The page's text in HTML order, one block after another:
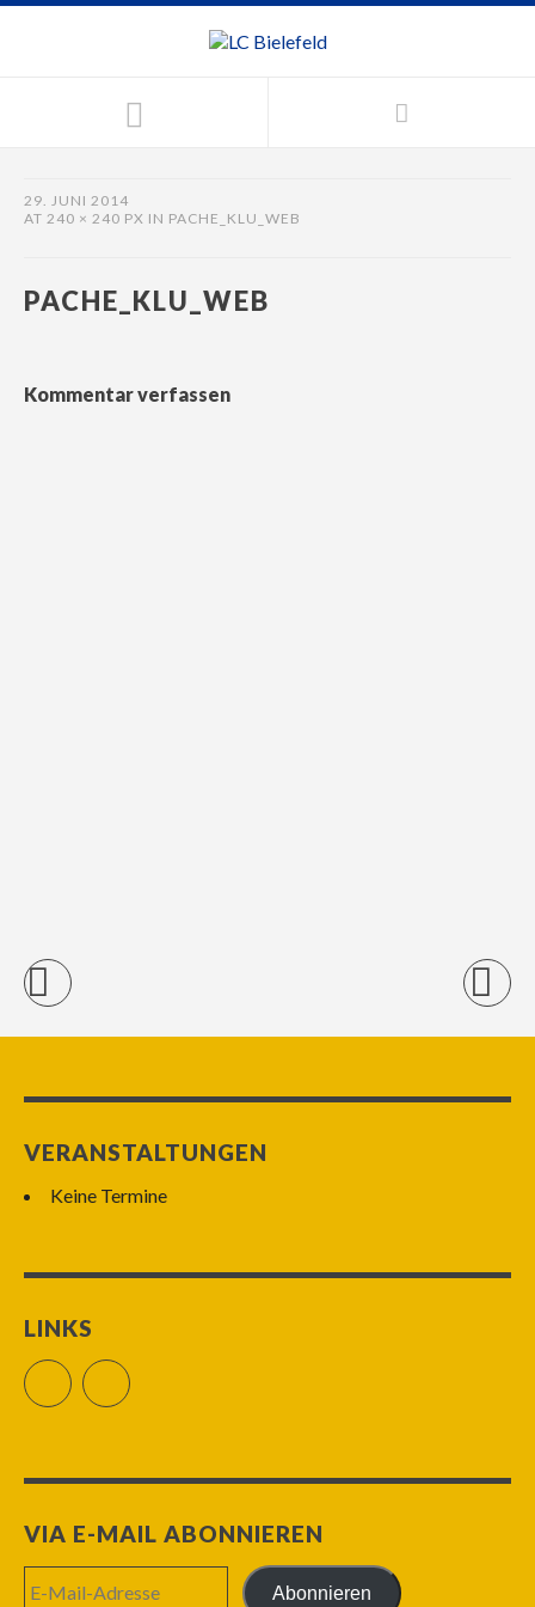
29. JUNI 2014
AT 240 × 240 PX IN PACHE_KLU_WEB
PACHE_KLU_WEB
Kommentar verfassen
VERANSTALTUNGEN
Keine Termine
LINKS
FacebookRSS Feed
VIA E-MAIL ABONNIEREN
Mail-
Abonnieren